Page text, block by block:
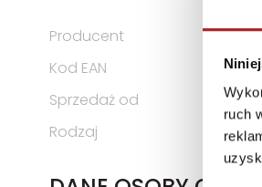
ruch
Producent
Kod EAN
Sprzedaż od
Rodzaj